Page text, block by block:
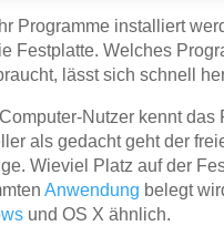
Programme installiert
Festplatte. Welches
lässt sich schnell
Nutzer kennt das
als gedacht geht der
Wieviel Platz auf der
Anwendung belegt
und OS X ähnlich.